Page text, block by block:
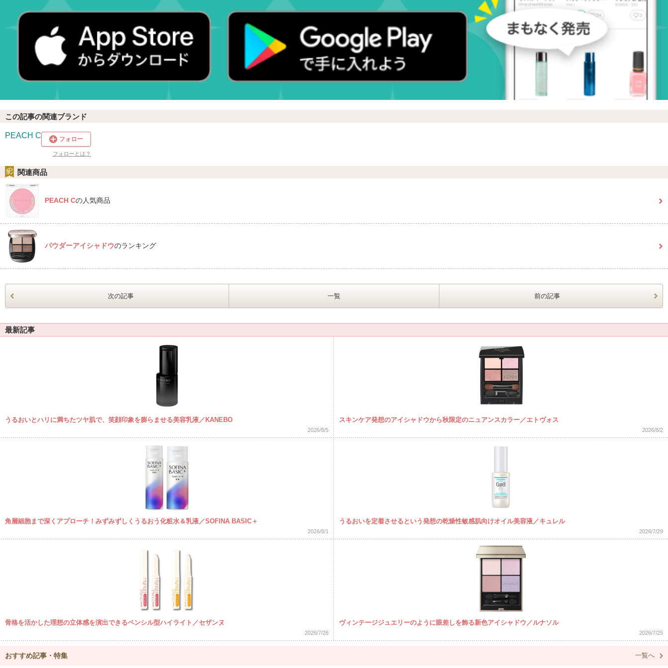
この記事の関連ブランド
PEACH C フォロー
フォローとは？
関連商品
PEACH Cの人気商品
パウダーアイシャドウのランキング
次の記事 一覧 前の記事
最新記事
うるおいとハリに満ちたツヤ肌で、笑顔印象を膨らませる美容乳液／KANEBO
2026/8/5
スキンケア発想のアイシャドウから秋限定のニュアンスカラー／エトヴォス
2026/8/2
角層細胞まで深くアプローチ！みずみずしくうるおう化粧水＆乳液／SOFINA BASIC＋
2026/8/1
うるおいを定着させるという発想の乾燥性敏感肌向けオイル美容液／キュレル
2026/7/29
骨格を活かした理想の立体感を演出できるペンシル型ハイライト／セザンヌ
2026/7/26
ヴィンテージジュエリーのように眼差しを飾る新色アイシャドウ／ルナソル
2026/7/25
おすすめ記事・特集 一覧へ